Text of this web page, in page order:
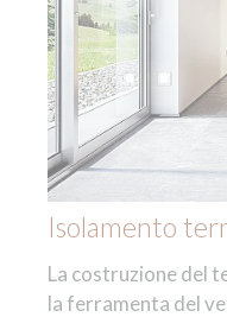
Isolamento
La costruzione del
la ferramenta del